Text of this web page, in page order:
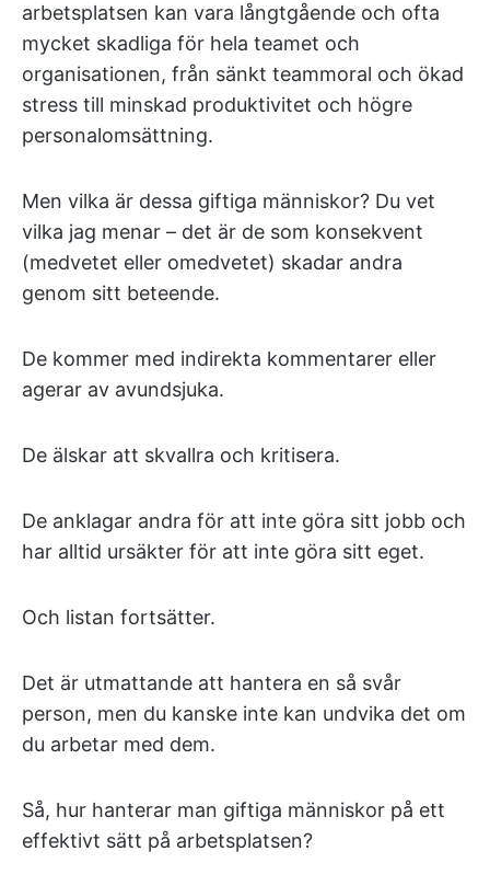
arbetsplatsen kan vara långtgående och ofta
mycket skadliga för hela teamet och
organisationen, från sänkt teammoral och ökad
stress till minskad produktivitet och högre
personalomsättning.
Men vilka är dessa giftiga människor? Du vet
vilka jag menar – det är de som konsekvent
(medvetet eller omedvetet) skadar andra
genom sitt beteende.
De kommer med indirekta kommentarer eller
agerar av avundsjuka.
De älskar att skvallra och kritisera.
De anklagar andra för att inte göra sitt jobb och
har alltid ursäkter för att inte göra sitt eget.
Och listan fortsätter.
Det är utmattande att hantera en så svår
person, men du kanske inte kan undvika det om
du arbetar med dem.
Så, hur hanterar man giftiga människor på ett
effektivt sätt på arbetsplatsen?